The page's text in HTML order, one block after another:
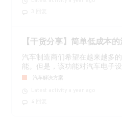
【干货分享】简单低成本
汽车制造商们希望在越来越多
能。但是，该功能对汽车电子
汽车解决方案